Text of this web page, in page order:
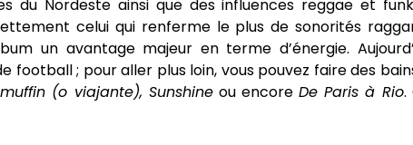
du Nordeste ainsi que des influences reggae et
celui qui renferme le plus de sonorités
un avantage majeur en terme d’énergie.
football ; pour aller plus loin, vous pouvez faire des
(o viajante), Sunshineou encoreDe Paris à Rio.